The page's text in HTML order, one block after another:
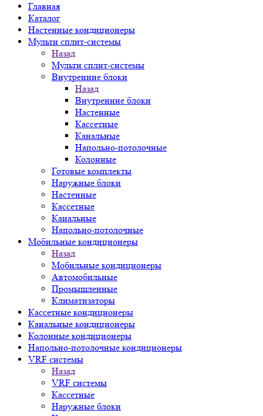
Главная
Каталог
Настенные кондиционеры
Мульти сплит-системы
Назад
Мульти сплит-системы
Внутренние блоки
Назад
Внутренние блоки
Настенные
Кассетные
Канальные
Напольно-потолочные
Колонные
Готовые комплекты
Наружные блоки
Настенные
Кассетные
Канальные
Напольно-потолочные
Мобильные кондиционеры
Назад
Мобильные кондиционеры
Автомобильные
Промышленные
Климатизаторы
Кассетные кондиционеры
Канальные кондиционеры
Колонные кондиционеры
Напольно-потолочные кондиционеры
VRF системы
Назад
VRF системы
Кассетные
Наружные блоки